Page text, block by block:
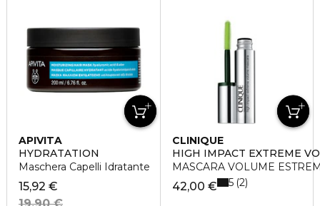
APIVITA
HYDRATATION
Maschera Capelli Idratante
15,92 €
CLINIQUE
HIGH IMPACT EXTREME
MASCARA VOLUME
42,00 € 5 2